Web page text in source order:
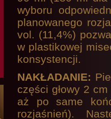
wyboru
planowanego
vol. (11,4%)
w plastikowej
konsystencji.
NAKŁADANIE:
części głowy 2
aż po same
rozjaśnień).